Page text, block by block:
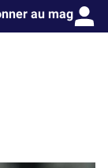
au mag